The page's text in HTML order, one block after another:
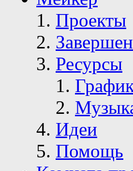
Проекты
Ресурсы
Идеи
Помощь